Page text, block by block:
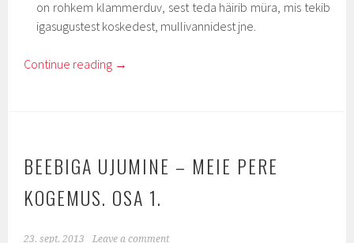
on rohkem klammerduv, sest teda häirib müra, mis tekib
igasugustest koskedest, mullivannidest jne.
Continue reading →
BEEBIGA UJUMINE – MEIE PERE
KOGEMUS. OSA 1.
23. sept. 2013 Leave a comment